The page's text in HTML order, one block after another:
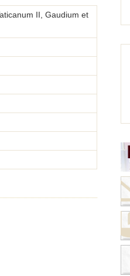
II, Gaudium et